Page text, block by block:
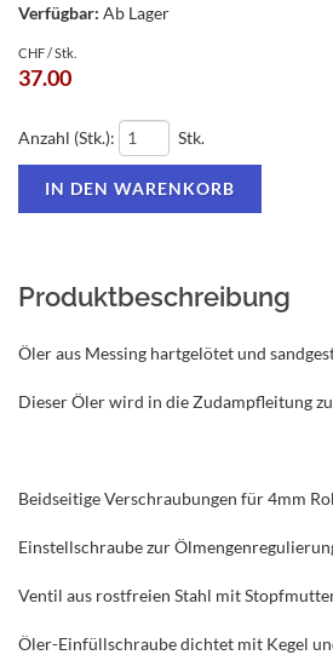
Verfügbar: Ab Lager
CHF / Stk.
37.00
Anzahl (Stk.): Stk.
Produktbeschreibung
Öler aus Messing hartgelötet und
Dieser Öler wird in die Zudampfleitung
Beidseitige Verschraubungen für 4mm
Einstellschraube zur
Ventil aus rostfreien Stahl mit
Öler-Einfüllschraube dichtet mit Kegel